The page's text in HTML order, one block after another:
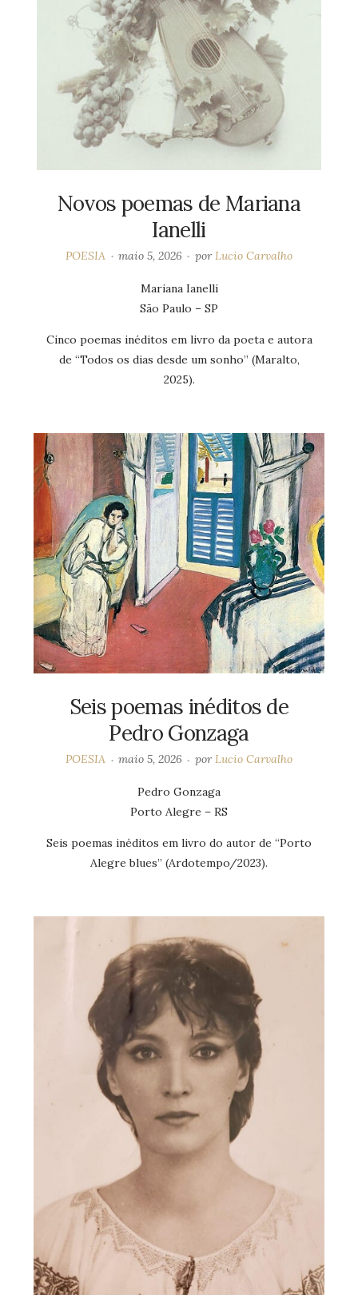
Novos poemas de Mariana
Ianelli
POESIA maio 5, 2026 porLucio Carvalho
Mariana Ianelli
São Paulo – SP
Cinco poemas inéditos em livro da poeta e autora
de “Todos os dias desde um sonho” (Maralto,
2025).
Seis poemas inéditos de
Pedro Gonzaga
POESIA maio 5, 2026 porLucio Carvalho
Pedro Gonzaga
Porto Alegre – RS
Seis poemas inéditos em livro do autor de “Porto
Alegre blues” (Ardotempo/2023).